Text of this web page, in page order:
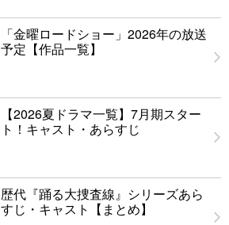
「金曜ロードショー」2026年の放送
予定【作品一覧】
【2026夏ドラマ一覧】7月期スター
ト！キャスト・あらすじ
歴代『踊る大捜査線』シリーズあら
すじ・キャスト【まとめ】